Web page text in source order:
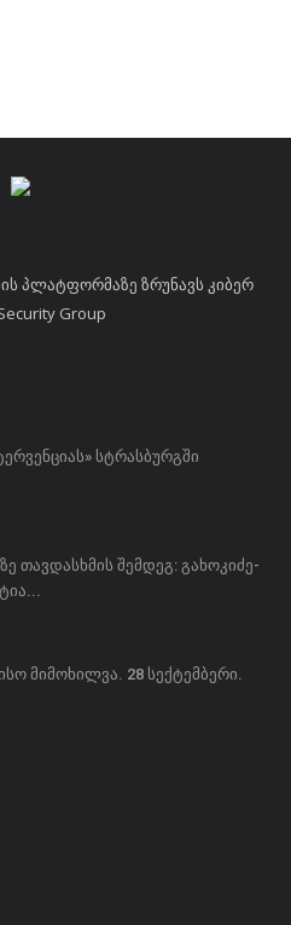
პლატფორმაზე ზრუნავს კიბერ
Group
სტრასბურგში
თავდასხმის შემდეგ: გახოკიძე-
მიმოხილვა. 28 სექტემბერი.